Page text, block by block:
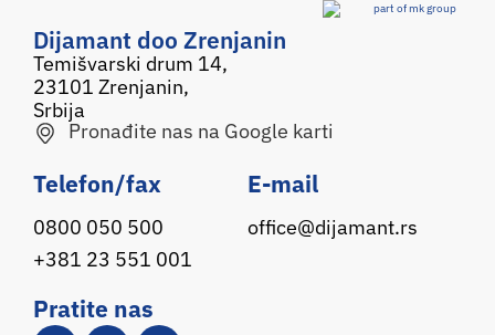
Dijamant doo Zrenjanin
Temišvarski drum 14,
23101 Zrenjanin,
Srbija
Pronađite nas na Google karti
Telefon/fax
0800 050 500
+381 23 551 001
E-mail
office@dijamant.rs
Pratite nas